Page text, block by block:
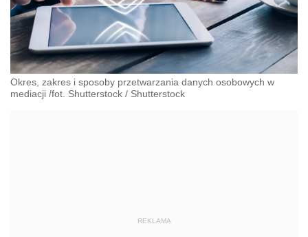
Okres, zakres i sposoby przetwarzania danych osobowych w
mediacji /fot. Shutterstock / Shutterstock